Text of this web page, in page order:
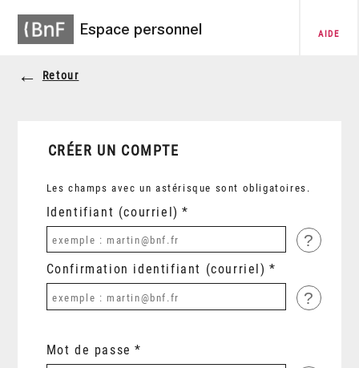
Espace personnel AIDE
Retour
CRÉER UN COMPTE
Les champs avec un astérisque sont obligatoires.
Identifiant (courriel)
?
Confirmation identifiant (courriel)
?
Mot de passe